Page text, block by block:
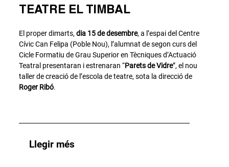
TEATRE EL TIMBAL
El proper dimarts,dia 15 de desembre, a l’espai del Centre
Cívic Can Felipa (Poble Nou), l’alumnat de segon curs del
Cicle Formatiu de Grau Superior en Tècniques d’Actuació
Teatral presentaran i estrenaran “Parets de Vidre”, el nou
taller de creació de l’escola de teatre, sota la direcció de
Roger Ribó.
Llegir més